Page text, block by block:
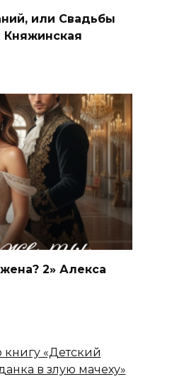
или Свадьбы
Княжинская
2» Алекса